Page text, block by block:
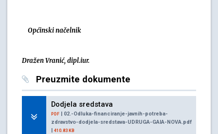
Općinski načelnik
Dražen Vranić, dipl.iur.
Preuzmite dokumente
Dodjela sredstava
PDF | 02.-Odluka-financiranje-javnih-potreba-
zdravstvo-dodjela-sredstava-UDRUGA-GAIA-NOVA.pdf
| 410.83 KB